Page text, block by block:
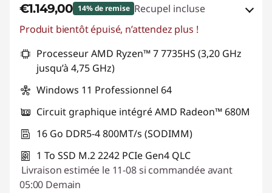
€1.149,00 14% de remise Recupel incluse
Bons de réduction en ligne :-€200,00
Code de réduction :THINK-SUMMER
Produit bientôt épuisé, n’attendez plus !
Processeur AMD Ryzen™ 7 7735HS (3,20 GHz
jusqu’à 4,75 GHz)
Windows 11 Professionnel 64
Circuit graphique intégré AMD Radeon™ 680M
16 Go DDR5-4 800MT/s (SODIMM)
1 To SSD M.2 2242 PCIe Gen4 QLC
Livraison estimée le 11-08 si commandée avant
05:00 Demain